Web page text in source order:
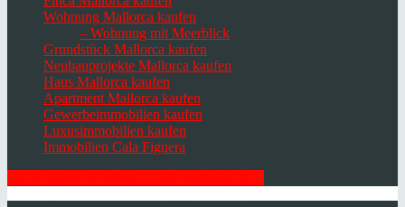
Wohnung Mallorca kaufen
– Wohnung mit Meerblick
Grundstück Mallorca kaufen
Neubauprojekte Mallorca kaufen
Haus Mallorca kaufen
Apartment Mallorca kaufen
Gewerbeimmobilien kaufen
Luxusimmobilien kaufen
Immobilien Cala Figuera